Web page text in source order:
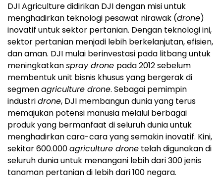
DJI Agriculture didirikan DJI dengan misi untuk
menghadirkan teknologi pesawat nirawak (drone)
inovatif untuk sektor pertanian. Dengan teknologi ini,
sektor pertanian menjadi lebih berkelanjutan, efisien,
dan aman. DJI mulai berinvestasi pada litbang untuk
meningkatkanspray drone pada 2012 sebelum
membentuk unit bisnis khusus yang bergerak di
segmenagriculture drone. Sebagai pemimpin
industridrone, DJI membangun dunia yang terus
memajukan potensi manusia melalui berbagai
produk yang bermanfaat di seluruh dunia untuk
menghadirkan cara-cara yang semakin inovatif. Kini,
sekitar 600.000agriculture drone telah digunakan di
seluruh dunia untuk menangani lebih dari 300 jenis
tanaman pertanian di lebih dari 100 negara.